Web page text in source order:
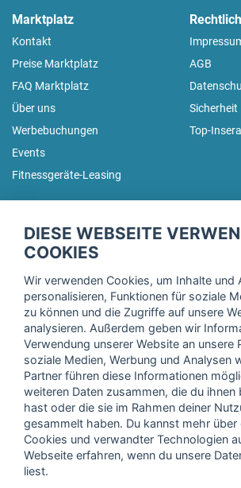
Marktplatz
Kontakt
Preise Marktplatz
FAQ Marktplatz
Über uns
Werbebuchungen
Events
Fitnessgeräte-Leasing
AGB
Sicherheit
Top-
Trage dich hier für unseren Newsletter ein und
Ich stimme der Verarbeitung meiner
Einwilligungserklärungder
beschrieben, zu und bestätige, dass ich
vollendet habe. Ich kann diese
Wirkung für die Zukunft widerrufen.
finden Sie in unserer
DIESE WEBSEITE
COOKIES
Wir verwenden Cookies, um Inhalte und
personalisieren, Funktionen für soziale
zu können und die Zugriffe auf unsere
analysieren. Außerdem geben wir
Verwendung unserer Website an unsere
soziale Medien, Werbung und Analysen
Partner führen diese Informationen
weiteren Daten zusammen, die du ihnen
hast oder die sie im Rahmen deiner
gesammelt haben. Du kannst mehr
Cookies und verwandter Technologien
Webseite erfahren, wenn du unsere
liest.